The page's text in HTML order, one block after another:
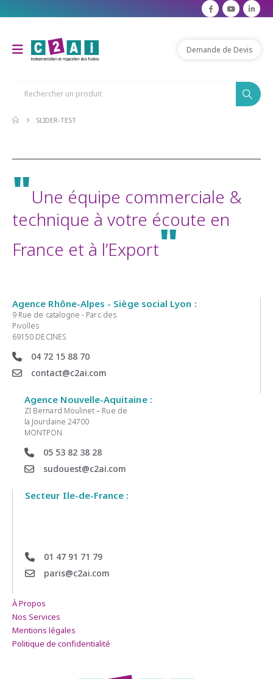
Demande de Devis
SLIDER-TEST
"Une équipe commerciale &
technique à votre écoute en
France et à l’Export"
Agence Rhône-Alpes - Siège social Lyon :
9 Rue de catalogne - Parc des
Pivolles
69150 DECINES
04 72 15 88 70
contact@c2ai.com
Agence Nouvelle-Aquitaine :
ZI Bernard Moulinet – Rue de
la Jourdaine 24700
MONTPON
05 53 82 38 28
sudouest@c2ai.com
Secteur Ile-de-France :
01 47 91 71 79
paris@c2ai.com
À Propos
Nos Services
Mentions légales
Politique de confidentialité